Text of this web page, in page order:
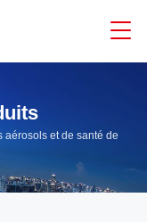
aérosols et de santé de